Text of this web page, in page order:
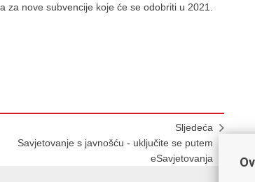
nove subvencije koje će se odobriti u 2021.
Sljedeća
Savjetovanje s javnošću - uključite se putem
eSavjetovanja